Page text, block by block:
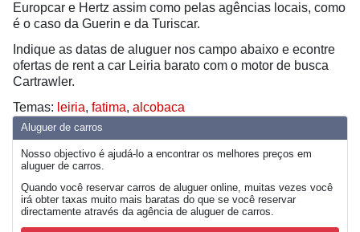
Aluguer de carros
Nosso objectivo é ajudá-lo a encontrar os melhores preços em
aluguer de carros.
Quando você reservar carros de aluguer online, muitas vezes você
irá obter taxas muito mais baratas do que se você reservar
directamente através da agência de aluguer de carros.
Europcar e Hertz assim como pelas agências locais, como
é o caso da Guerin e da Turiscar.
Indique as datas de aluguer nos campo abaixo e econtre
ofertas de rent a car Leiria barato com o motor de busca
Cartrawler.
Temas: leiria, fatima, alcobaca